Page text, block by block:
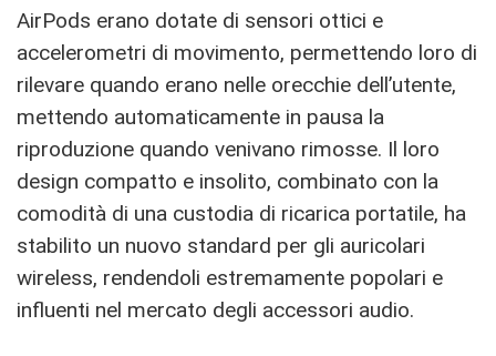
AirPods erano dotate di sensori ottici e
accelerometri di movimento, permettendo loro di
rilevare quando erano nelle orecchie dell’utente,
mettendo automaticamente in pausa la
riproduzione quando venivano rimosse. Il loro
design compatto e insolito, combinato con la
comodità di una custodia di ricarica portatile, ha
stabilito un nuovo standard per gli auricolari
wireless, rendendoli estremamente popolari e
influenti nel mercato degli accessori audio.